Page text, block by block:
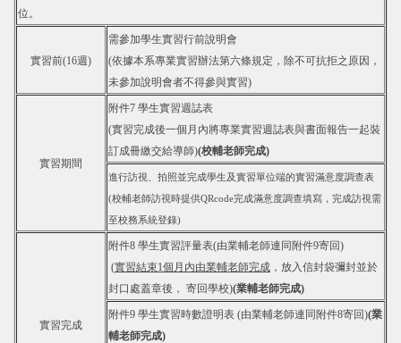
位。
實習前(16週)
需參加學生實習行前說明會
(依據本系專業實習辦法第六條規定，除不可抗拒之原因，
未參加說明會者不得參與實習)
實習期間
附件7 學生實習週誌表
(實習完成後一個月內將專業實習週誌表與書面報告一起裝
訂成冊繳交給導師)(校輔老師完成)
進行訪視、拍照並完成學生及實習單位端的實習滿意度調查表
(校輔老師訪視時提供QRcode完成滿意度調查填寫，完成訪視需
至校務系統登錄)
實習完成
附件8 學生實習評量表(由業輔老師連同附件9寄回)
(實習結束1個月內由業輔老師完成 ，放入信封袋彌封並於
封口處蓋章後， 寄回學校)(業輔老師完成)
附件9 學生實習時數證明表 (由業輔老師連同附件8寄回)(業
輔老師完成)